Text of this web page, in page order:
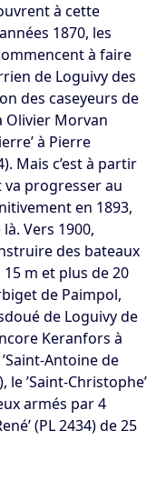
à cette
1870, les
à faire
de Loguivy des
des caseyeurs de
Olivier Morvan
à Pierre
Mais c’est à partir
va progresser au
en 1893,
Vers 1900,
des bateaux
m et plus de 20
de Paimpol,
de Loguivy de
Keranfors à
Antoine de
le ’Saint-Christophe’
armés par 4
(PL 2434) de 25